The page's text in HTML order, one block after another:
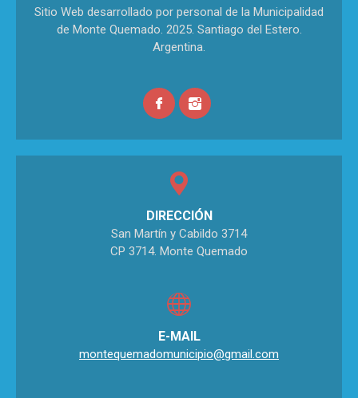
Sitio Web desarrollado por personal de la Municipalidad
de Monte Quemado. 2025. Santiago del Estero.
Argentina.
DIRECCIÓN
San Martín y Cabildo 3714
CP 3714. Monte Quemado
E-MAIL
montequemadomunicipio@gmail.com